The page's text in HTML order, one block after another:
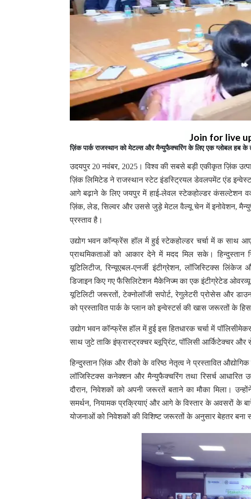
Join for live
ज़िंक पार्क राजस्थान को मेटल्स और मैन्युफैक्चरिंग के लिए एक ग्लोबल हब के
उदयपुर 20 नवंबर, 2025। विश्व की सबसे बड़ी एकीकृत ज़िंक
ज़िंक लिमिटेड ने राजस्थान स्टेट इंडस्ट्रियल डेवलपमेंट एंड
आगे बढ़ाने के लिए जयपुर में हाई-लेवल स्टेकहोल्डर कंसल्टेशन
ज़िंक, लेड, सिल्वर और उससे जुड़े मेटल वैल्यू चेन में इनोवेशन,
प्रस्ताव है।
उद्योग भवन कॉन्फ्रेंस हॉल में हुई स्टेकहोल्डर चर्चा में क साथ
प्राथमिकताओं को आकार देने में मदद मिल सके। हिन्दुस्तान
यूटिलिटीज, रिन्यूएबल-एनर्जी इंटीग्रेशन, लॉजिस्टिक्स
डिजाइन किए गए फैसिलिटेशन मैकेनिज्म का एक इंटीग्रेटेड
यूटिलिटी जरूरतों, टेक्नोलॉजी सपोर्ट, रेगुलेटरी प्रोसेस और
को प्रस्तावित पार्क के प्लान को इन्वेस्टर्स की खास जरूरतों के
उद्योग भवन कॉन्फ्रेंस हॉल में हुई इस हितधारक चर्चा में
साथ जुटे ताकि इंफ्रास्ट्रक्चर ब्लूप्रिंट, पॉलिसी आर्किटेक्चर
हिन्दुस्तान ज़िंक और रीको के वरिष्ठ नेतृत्व ने प्रस्तावित
लॉजिस्टिक्स कनेक्शन और मैन्युफैक्चरिंग तथा रिसर्च आधारित
दौरान, निवेशकों को अपनी जरूरतें बताने का मौका मिला।
समर्थन, नियामक प्रक्रियाएं और आगे के विस्तार के अवसरों के
योजनाओं को निवेशकों की विशिष्ट जरूरतों के अनुसार बेहतर बना